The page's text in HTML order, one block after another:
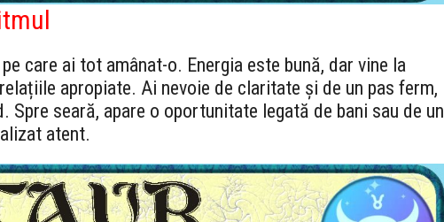
care ai tot amânat-o. Energia este bună, dar vine la
apropiate. Ai nevoie de claritate și de un pas ferm,
Spre seară, apare o oportunitate legată de bani sau de un
atent.